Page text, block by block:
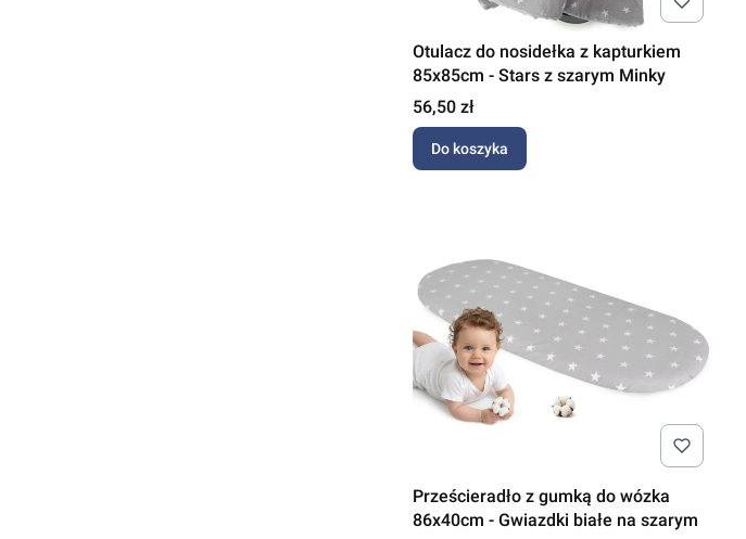
Otulacz do nosidełka z kapturkiem
85x85cm - Stars z szarym Minky
Cena
56,50 zł
Do koszyka
Prześcieradło z gumką do wózka
86x40cm - Gwiazdki białe na szarym